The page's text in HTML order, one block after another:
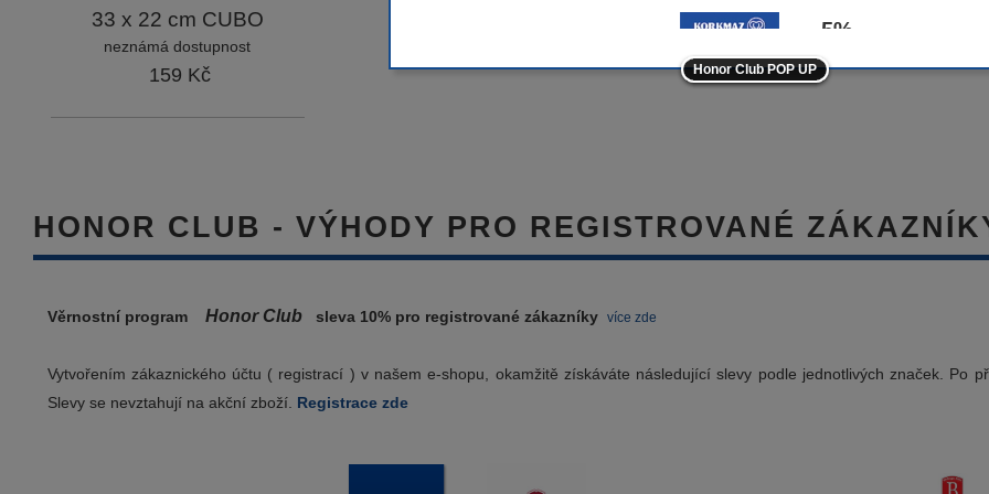
33 x 22 cm CUBO
neznámá dostupnost
159 Kč
HONOR CLUB - VÝHODY PRO REGISTROVANÉ
Věrnostní program Honor Club sleva 10% pro registrované zákazníky více zde
Vytvořením zákaznického účtu ( registrací ) v našem e-shopu, okamžitě získáváte následující slevy podle jednotlivých značek. Po
Slevy se nevztahují na akční zboží. Registrace zde
-5%
ostatní značky
-10%
Honor Club POP UP